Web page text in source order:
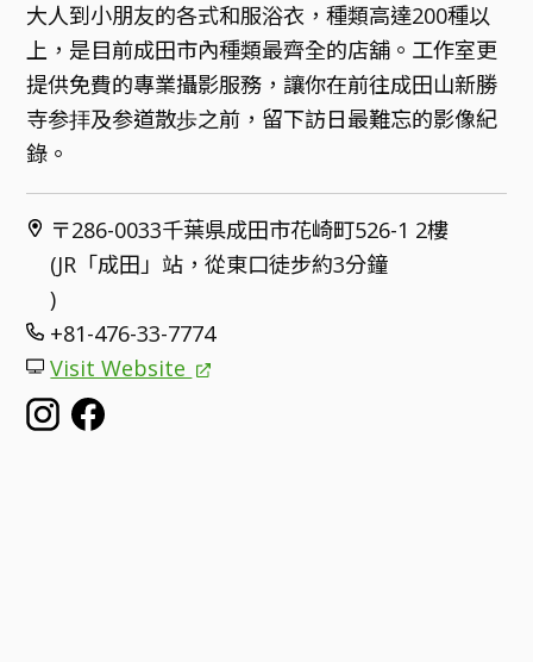
大人到小朋友的各式和服浴衣，種類高達200種以
上，是目前成田市內種類最齊全的店舖。工作室更
提供免費的專業攝影服務，讓你在前往成田山新勝
寺参拝及参道散歩之前，留下訪日最難忘的影像紀
錄。
〒286-0033千葉県成田市花崎町526-1 2樓
(JR「成田」站，從東口徒步約3分鐘
)
+81-476-33-7774
Visit Website